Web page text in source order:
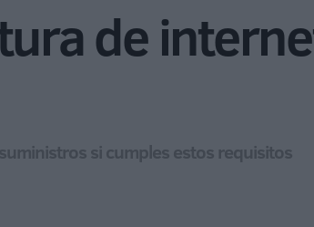
de
si cumples estos requisitos